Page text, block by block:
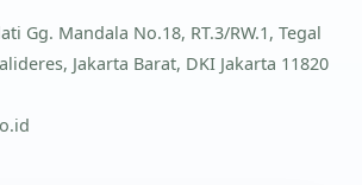
Gg. Mandala No.18, RT.3/RW.1, Tegal
Jakarta Barat, DKI Jakarta 11820